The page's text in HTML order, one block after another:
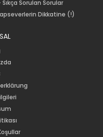
Sorulan Sorular
Dikkatine (!)